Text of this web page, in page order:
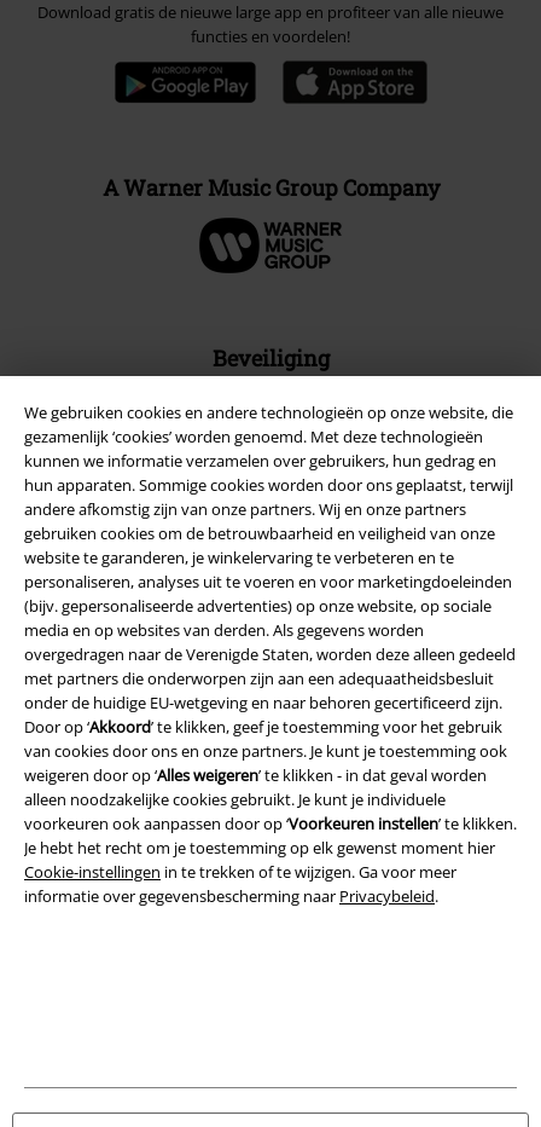
We gebruiken cookies en andere technologieën op onze website, die
gezamenlijk ‘cookies’ worden genoemd. Met deze technologieën
kunnen we informatie verzamelen over gebruikers, hun gedrag en
hun apparaten. Sommige cookies worden door ons geplaatst, terwijl
andere afkomstig zijn van onze partners. Wij en onze partners
gebruiken cookies om de betrouwbaarheid en veiligheid van onze
website te garanderen, je winkelervaring te verbeteren en te
personaliseren, analyses uit te voeren en voor marketingdoeleinden
(bijv. gepersonaliseerde advertenties) op onze website, op sociale
media en op websites van derden. Als gegevens worden
overgedragen naar de Verenigde Staten, worden deze alleen gedeeld
met partners die onderworpen zijn aan een adequaatheidsbesluit
onder de huidige EU-wetgeving en naar behoren gecertificeerd zijn.
Door op ‘Akkoord’ te klikken, geef je toestemming voor het gebruik
van cookies door ons en onze partners. Je kunt je toestemming ook
weigeren door op ‘Alles weigeren’ te klikken - in dat geval worden
alleen noodzakelijke cookies gebruikt. Je kunt je individuele
voorkeuren ook aanpassen door op ‘Voorkeuren instellen’ te klikken.
Je hebt het recht om je toestemming op elk gewenst moment hier
Cookie-instellingen in te trekken of te wijzigen. Ga voor meer
informatie over gegevensbescherming naar Privacybeleid.
Download gratis de nieuwe large app en profiteer van alle nieuwe
functies en voordelen!
A Warner Music Group Company
Beveiliging
Legal
Algemene Voorwaarden
Bedrijfsgegevens
Privacyverklaring